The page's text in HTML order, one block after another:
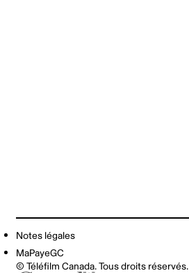
Notes légales
MaPayeGC
© Téléfilm Canada. Tous droits réservés.